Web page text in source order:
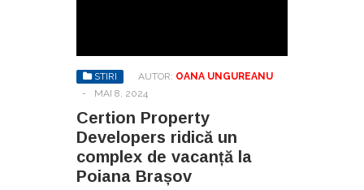
STIRI AUTOR: OANA UNGUREANU
-
MAI 8, 2024
Certion Property
Developers ridică un
complex de vacanță la
Poiana Brașov